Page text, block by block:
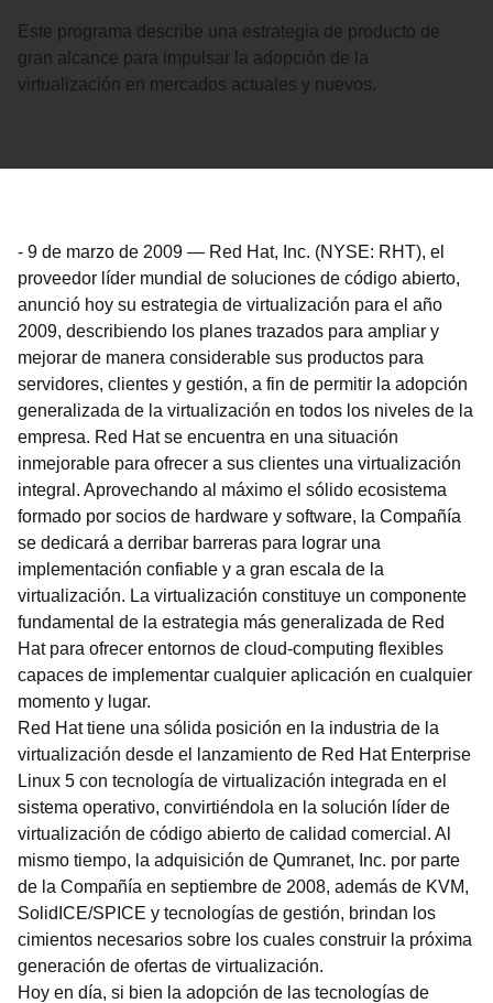
Este programa describe una estrategia de producto de
gran alcance para impulsar la adopción de la
virtualización en mercados actuales y nuevos.
- 9 de marzo de 2009 — Red Hat, Inc. (NYSE: RHT), el
proveedor líder mundial de soluciones de código abierto,
anunció hoy su estrategia de virtualización para el año
2009, describiendo los planes trazados para ampliar y
mejorar de manera considerable sus productos para
servidores, clientes y gestión, a fin de permitir la adopción
generalizada de la virtualización en todos los niveles de la
empresa. Red Hat se encuentra en una situación
inmejorable para ofrecer a sus clientes una virtualización
integral. Aprovechando al máximo el sólido ecosistema
formado por socios de hardware y software, la Compañía
se dedicará a derribar barreras para lograr una
implementación confiable y a gran escala de la
virtualización. La virtualización constituye un componente
fundamental de la estrategia más generalizada de Red
Hat para ofrecer entornos de cloud-computing flexibles
capaces de implementar cualquier aplicación en cualquier
momento y lugar.
Red Hat tiene una sólida posición en la industria de la
virtualización desde el lanzamiento de Red Hat Enterprise
Linux 5 con tecnología de virtualización integrada en el
sistema operativo, convirtiéndola en la solución líder de
virtualización de código abierto de calidad comercial. Al
mismo tiempo, la adquisición de Qumranet, Inc. por parte
de la Compañía en septiembre de 2008, además de KVM,
SolidICE/SPICE y tecnologías de gestión, brindan los
cimientos necesarios sobre los cuales construir la próxima
generación de ofertas de virtualización.
Hoy en día, si bien la adopción de las tecnologías de